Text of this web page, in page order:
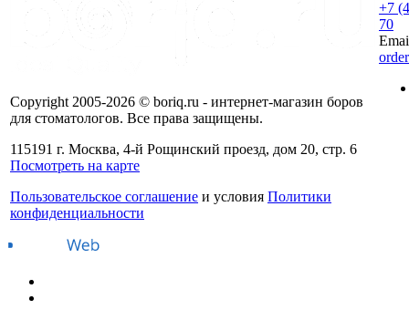
Copyright 2005-2026 © boriq.ru - интернет-магазин боров
для стоматологов. Все права защищены.
115191 г. Москва, 4-й Рощинский проезд, дом 20, стр. 6
Посмотреть на карте
Пользовательское соглашение и условия Политики
конфиденциальности
+7
70